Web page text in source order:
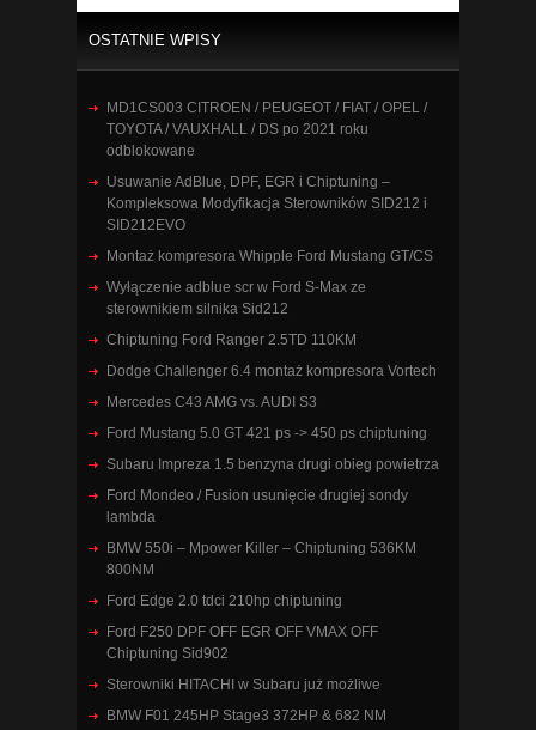
OSTATNIE WPISY
MD1CS003 CITROEN / PEUGEOT / FIAT / OPEL /
TOYOTA / VAUXHALL / DS po 2021 roku
odblokowane
Usuwanie AdBlue, DPF, EGR i Chiptuning –
Kompleksowa Modyfikacja Sterowników SID212 i
SID212EVO
Montaż kompresora Whipple Ford Mustang GT/CS
Wyłączenie adblue scr w Ford S-Max ze
sterownikiem silnika Sid212
Chiptuning Ford Ranger 2.5TD 110KM
Dodge Challenger 6.4 montaż kompresora Vortech
Mercedes C43 AMG vs. AUDI S3
Ford Mustang 5.0 GT 421 ps -> 450 ps chiptuning
Subaru Impreza 1.5 benzyna drugi obieg powietrza
Ford Mondeo / Fusion usunięcie drugiej sondy
lambda
BMW 550i – Mpower Killer – Chiptuning 536KM
800NM
Ford Edge 2.0 tdci 210hp chiptuning
Ford F250 DPF OFF EGR OFF VMAX OFF
Chiptuning Sid902
Sterowniki HITACHI w Subaru już możliwe
BMW F01 245HP Stage3 372HP & 682 NM